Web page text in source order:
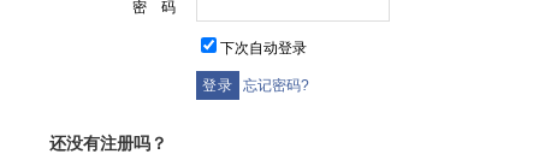
密 码
下次自动登录
忘记密码?
还没有注册吗？